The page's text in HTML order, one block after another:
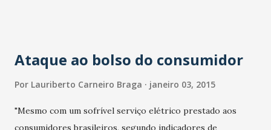
da Abolição, no Mucuripe, onde um deslizamento interditou
das faixas da avenida e, pela tarde, o trabalho será
Ataque ao bolso do consumidor
Por Lauriberto Carneiro Braga janeiro 03, 2015
"Mesmo com um sofrível serviço elétrico prestado aos
consumidores brasileiros, segundo indicadores de